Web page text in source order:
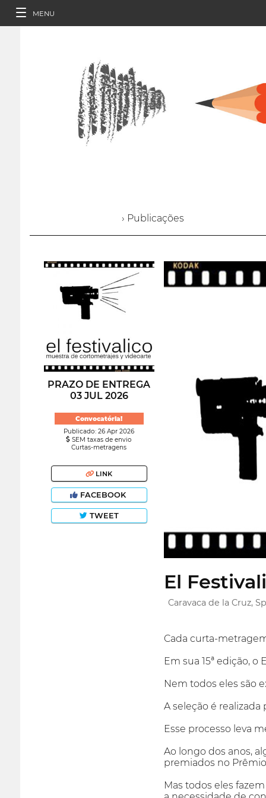
MENU
› Publicações
PRAZO DE ENTREGA
03 JUL 2026
Convocatória!
Publicado: 26 Apr 2026
SEM taxas de envio
Curtas-metragens
LINK
FACEBOOK
TWEET
El
Caravaca de la Cruz,
Cada curta-
Em sua 15ª edição,
Nem todos eles são
A seleção é
Esse processo leva
Ao longo dos anos,
premiados no
Mas todos eles